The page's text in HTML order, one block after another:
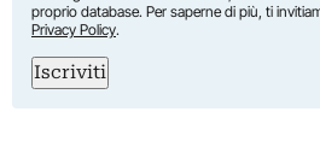
proprio database. Per saperne di più, ti
Privacy Policy.
Iscriviti